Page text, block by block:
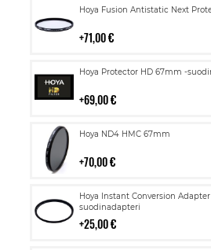
Hoya Fusion Antistatic Next
71,00 €
Lisää
Hoya Protector HD 67mm -
69,00 €
Lisää
Hoya ND4 HMC 67mm
70,00 €
Lisää
Hoya Instant Conversion
suodinadapteri
25,00 €
Lisää
ostoskoriin